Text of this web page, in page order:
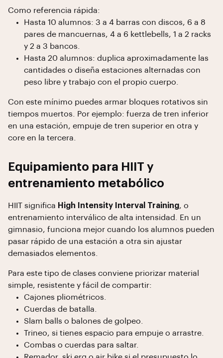
Como referencia rápida:
Hasta 10 alumnos: 3 a 4 barras con discos, 6 a 8
pares de mancuernas, 4 a 6 kettlebells, 1 a 2 racks
y 2 a 3 bancos.
Hasta 20 alumnos: duplica aproximadamente las
cantidades o diseña estaciones alternadas con
peso libre y trabajo con el propio cuerpo.
Con este mínimo puedes armar bloques rotativos sin
tiempos muertos. Por ejemplo: fuerza de tren inferior
en una estación, empuje de tren superior en otra y
core en la tercera.
Equipamiento para HIIT y
entrenamiento metabólico
HIIT significa High Intensity Interval Training, o
entrenamiento interválico de alta intensidad. En un
gimnasio, funciona mejor cuando los alumnos pueden
pasar rápido de una estación a otra sin ajustar
demasiados elementos.
Para este tipo de clases conviene priorizar material
simple, resistente y fácil de compartir:
Cajones pliométricos.
Cuerdas de batalla.
Slam balls o balones de golpeo.
Trineo, si tienes espacio para empuje o arrastre.
Combas o cuerdas para saltar.